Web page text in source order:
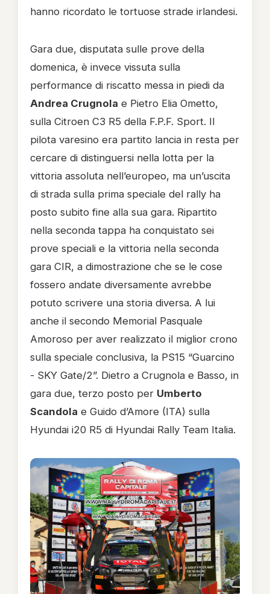
hanno ricordato le tortuose strade irlandesi.
Gara due, disputata sulle prove della
domenica, è invece vissuta sulla
performance di riscatto messa in piedi da
Andrea Crugnola e Pietro Elia Ometto,
sulla Citroen C3 R5 della F.P.F. Sport. Il
pilota varesino era partito lancia in resta per
cercare di distinguersi nella lotta per la
vittoria assoluta nell’europeo, ma un’uscita
di strada sulla prima speciale del rally ha
posto subito fine alla sua gara. Ripartito
nella seconda tappa ha conquistato sei
prove speciali e la vittoria nella seconda
gara CIR, a dimostrazione che se le cose
fossero andate diversamente avrebbe
potuto scrivere una storia diversa. A lui
anche il secondo Memorial Pasquale
Amoroso per aver realizzato il miglior crono
sulla speciale conclusiva, la PS15 “Guarcino
- SKY Gate/2”. Dietro a Crugnola e Basso, in
gara due, terzo posto per Umberto
Scandola e Guido d’Amore (ITA) sulla
Hyundai i20 R5 di Hyundai Rally Team Italia.